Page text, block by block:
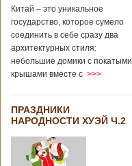
Китай – это уникальное
государство, которое сумело
соединить в себе сразу два
архитектурных стиля:
небольшие домики с покатыми
крышами вместе с >>>
ПРАЗДНИКИ
НАРОДНОСТИ ХУЭЙ Ч.2